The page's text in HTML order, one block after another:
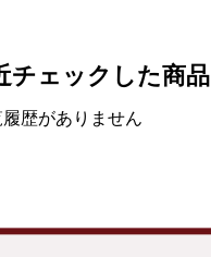
チェックした商品
歴がありません